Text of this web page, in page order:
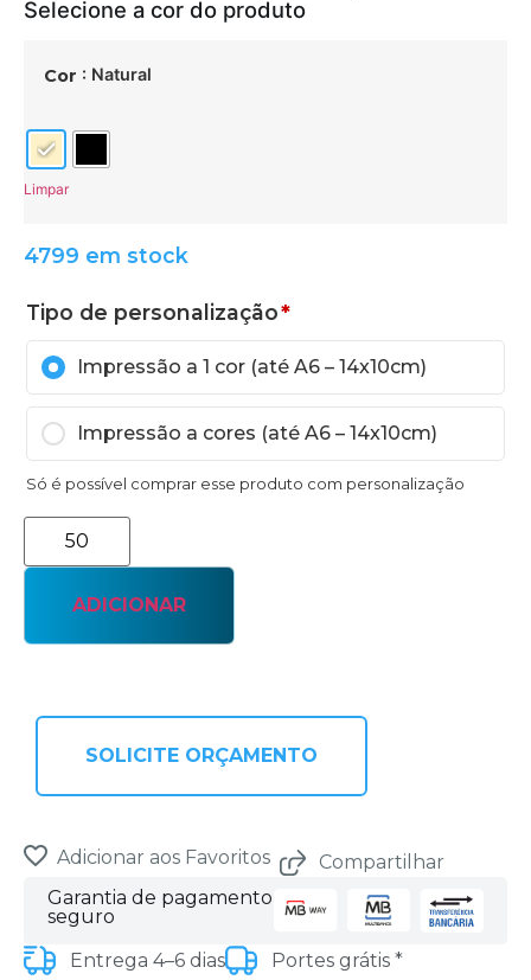
Cor : Natural
Limpar
4799 em stock
Tipo de personalização*
Impressão a 1 cor (até A6 – 14x10cm)
Impressão a cores (até A6 – 14x10cm)
Só é possível comprar esse produto com personalização
ADICIONAR
SOLICITE ORÇAMENTO
Adicionar aos Favoritos
Compartilhar
Garantia de pagamento
seguro
Entrega 4–6 dias
Portes grátis *